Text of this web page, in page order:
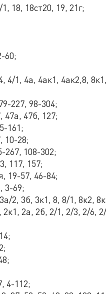
18, 18ст20, 19, 21г;
60;
1, 4а, 4ак1, 4ак2,8,
227, 98-304;
47а, 47б, 127;
161;
10-28;
108-302;
117, 157;
19-57, 46-84;
3-69;
2, 3б, 3к1, 8, 8/1, 8к2,
2а, 2б, 2/1, 2/3, 2/6,
4-112;